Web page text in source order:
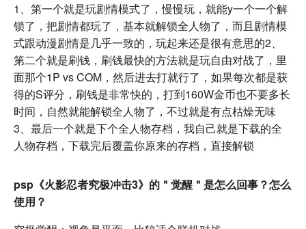
1、第一个就是玩剧情模式了，慢慢玩，就能y一个一个解
锁了，把剧情都玩了，基本就解锁全人物了，而且剧情模
式跟动漫剧情是几乎一致的，玩起来还是很有意思的2、
第二个就是刷钱，刷钱最快的方法就是玩自由对战了，里
面那个1P vs COM，然后进去打就行了，如果每次都是获
得的S评分，刷钱是非常快的，打到160W金币也不要多长
时间，自然就能解锁全人物了，不过就是有点枯燥无味
3、最后一个就是下个全人物存档，我自己就是下载的全
人物存档，下载完后覆盖你原来的存档，直接解锁
psp《火影忍者究极冲击3》的＂觉醒＂是怎么回事？怎么
使用？